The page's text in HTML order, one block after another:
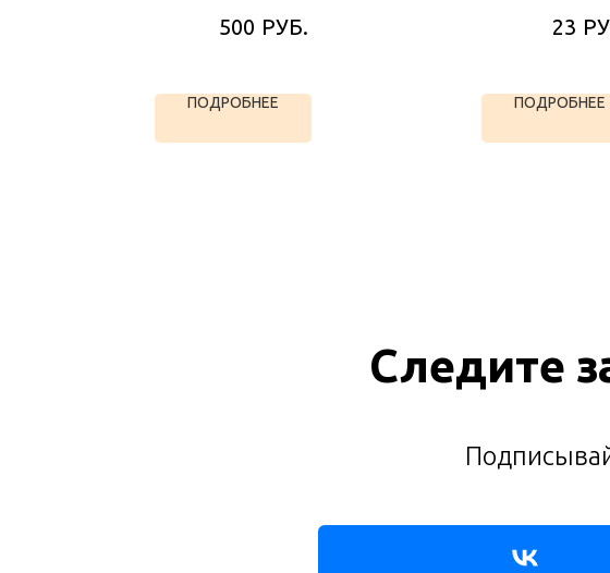
500 РУБ.
ПОДРОБНЕЕ
23
ПОДРОБНЕЕ
Следите